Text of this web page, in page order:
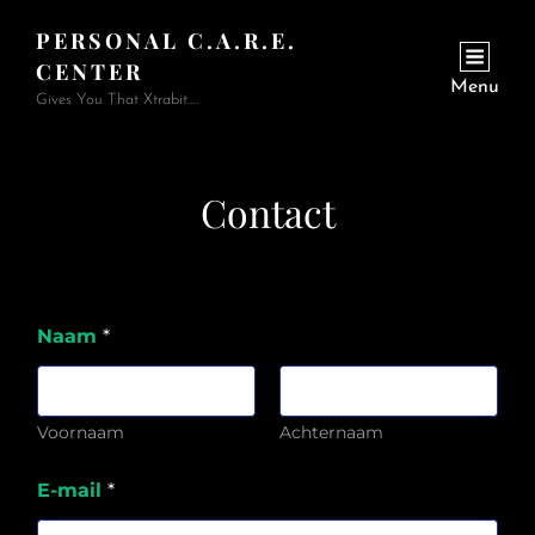
PERSONAL C.A.R.E.
CENTER
Gives You That Xtrabit….
Menu
Contact
Naam *
Voornaam Achternaam
E-mail *